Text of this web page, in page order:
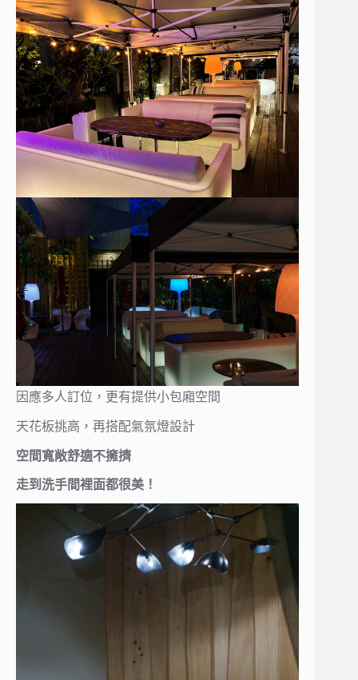
因應多人訂位，更有提供小包廂空間
天花板挑高，再搭配氣氛燈設計
空間寬敞舒適不擁擠
走到洗手間裡面都很美！